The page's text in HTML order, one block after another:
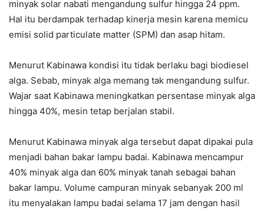
minyak solar nabati mengandung sulfur hingga 24 ppm.
Hal itu berdampak terhadap kinerja mesin karena memicu
emisi solid particulate matter (SPM) dan asap hitam.
Menurut Kabinawa kondisi itu tidak berlaku bagi biodiesel
alga. Sebab, minyak alga memang tak mengandung sulfur.
Wajar saat Kabinawa meningkatkan persentase minyak alga
hingga 40%, mesin tetap berjalan stabil.
Menurut Kabinawa minyak alga tersebut dapat dipakai pula
menjadi bahan bakar lampu badai. Kabinawa mencampur
40% minyak alga dan 60% minyak tanah sebagai bahan
bakar lampu. Volume campuran minyak sebanyak 200 ml
itu menyalakan lampu badai selama 17 jam dengan hasil